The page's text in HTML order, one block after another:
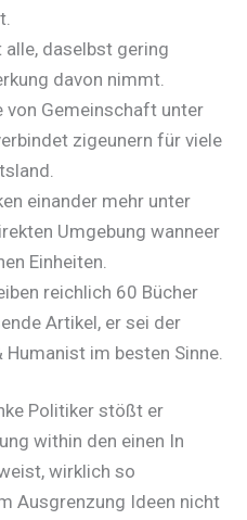
daselbst gering
davon nimmt.
von Gemeinschaft unter
zigeunern für viele
einander mehr unter
Umgebung wanneer
Einheiten.
reichlich 60 Bücher
Artikel, er sei der
im besten Sinne.
Politiker stößt er
within den einen In
wirklich so
Ausgrenzung Ideen nicht